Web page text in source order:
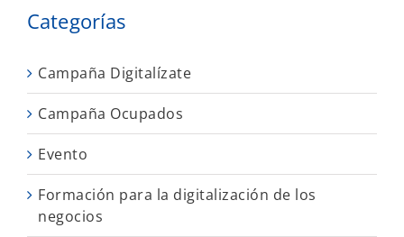
Categorías
Campaña Digitalízate
Campaña Ocupados
Evento
Formación para la digitalización de los
negocios